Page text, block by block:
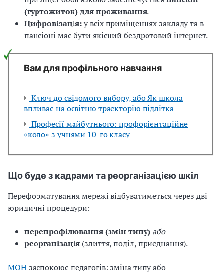
(гуртожиток) для проживання.
Цифровізація:у всіх приміщеннях закладу та в
пансіоні має бути якісний бездротовий інтернет.
Вам для профільного навчання
Ключ до свідомого вибору, або Як школа
впливає на освітню траєкторію підлітка
Професії майбутнього: профорієнтаційне
«коло» з учнями 10-го класу
Що буде з кадрами та реорганізацією шкіл
Переформатування мережі відбуватиметься через дві
юридичні процедури:
перепрофілювання (змін типу) або
реорганізація (злиття, поділ, приєднання).
МОН заспокоює педагогів: зміна типу або